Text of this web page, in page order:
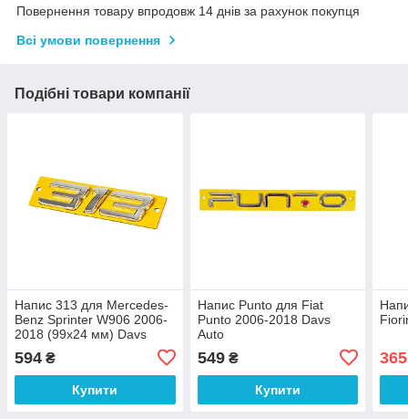
Повернення товару впродовж 14 днів за рахунок покупця
Всі умови повернення
Подібні товари компанії
Напис 313 для Mercedes-
Benz Sprinter W906 2006-
2018 (99х24 мм) Davs
594 ₴
Купити
Напис Punto для Fiat
Punto 2006-2018 Davs
Auto
549₴
Купити
365